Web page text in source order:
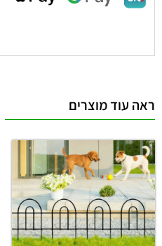
ראה עוד מוצרים